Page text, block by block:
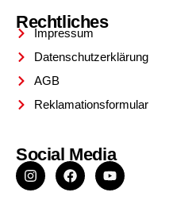
Rechtliches
Impressum
Datenschutzerklärung
AGB
Reklamationsformular
Social Media